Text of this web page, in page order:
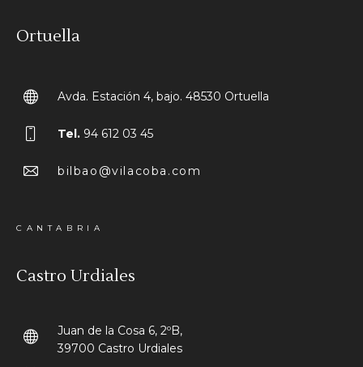
Ortuella
Avda. Estación 4, bajo. 48530 Ortuella
Tel. 94 612 03 45
bilbao@vilacoba.com
CANTABRIA
Castro Urdiales
Juan de la Cosa 6, 2ºB,
39700 Castro Urdiales